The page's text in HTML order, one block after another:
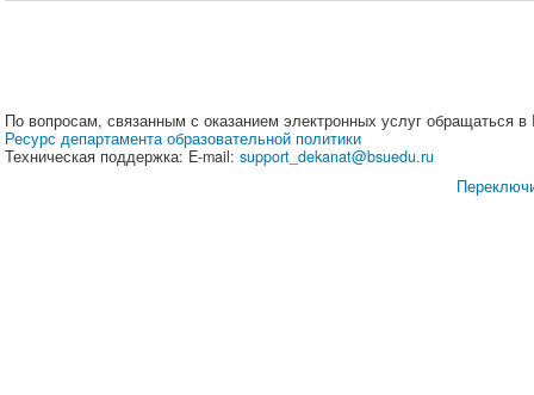
По вопросам, связанным с оказанием электронных услуг обращаться в
Ресурс департамента образовательной политики
Техническая поддержка: E-mail: support_dekanat@bsuedu.ru